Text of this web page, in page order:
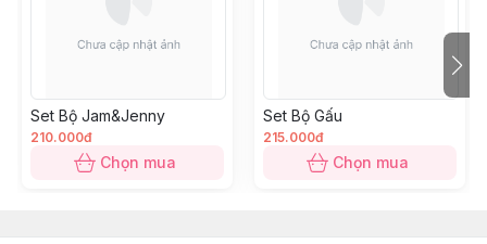
Set Bộ Jam&Jenny
210.000đ
Chọn mua
Set Bộ Gấu
215.000đ
Chọn mua